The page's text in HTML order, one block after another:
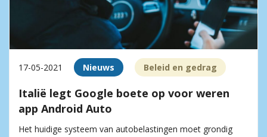
17-05-2021 Nieuws Beleid en gedrag
Italië legt Google boete op voor weren
app Android Auto
Het huidige systeem van autobelastingen moet grondig